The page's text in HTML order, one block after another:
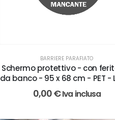
BARRIERE PARAFIATO
Schermo protettivo - con
da banco - 95 x 68 cm - PET -
0,00€Iva inclusa